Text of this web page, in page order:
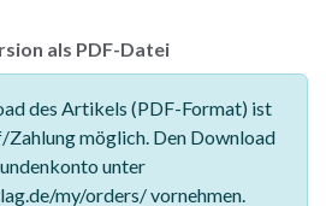
als PDF-Datei
des Artikels (PDF-Format) ist
möglich. Den Download
unter
my/orders/ vornehmen.